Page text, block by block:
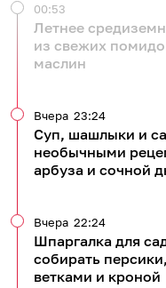
Летнее
из свежих
маслин
00:53
Суп, шашлыки и
необычными
арбуза и сочной
Вчера 23:24
Шпаргалка для
собирать
ветками и кроной
Вчера 22:24